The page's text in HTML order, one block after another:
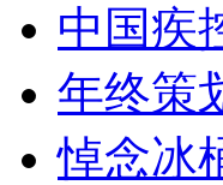
中国疾
年终策
悼念冰